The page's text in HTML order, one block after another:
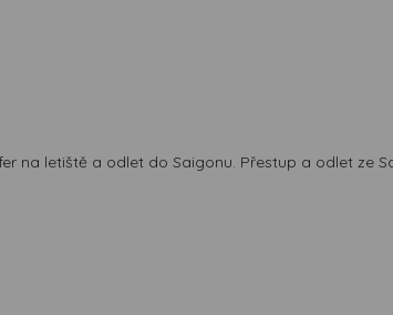
na letiště a odlet do Saigonu. Přestup a odlet ze